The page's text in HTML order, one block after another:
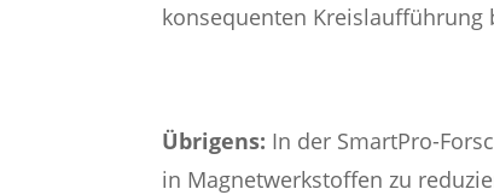
konsequenten Kreislaufführung
Übrigens: In der SmartPro-
in Magnetwerkstoffen zu